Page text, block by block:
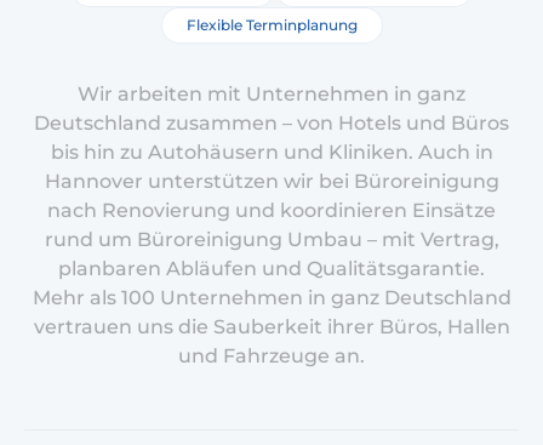
Flexible Terminplanung
Wir arbeiten mit Unternehmen in ganz
Deutschland zusammen – von Hotels und Büros
bis hin zu Autohäusern und Kliniken. Auch in
Hannover unterstützen wir bei Büroreinigung
nach Renovierung und koordinieren Einsätze
rund um Büroreinigung Umbau – mit Vertrag,
planbaren Abläufen und Qualitätsgarantie.
Mehr als 100 Unternehmen in ganz Deutschland
vertrauen uns die Sauberkeit ihrer Büros, Hallen
und Fahrzeuge an.